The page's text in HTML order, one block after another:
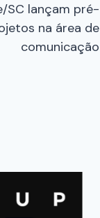
SC lançam pré-
na área de
comunicação